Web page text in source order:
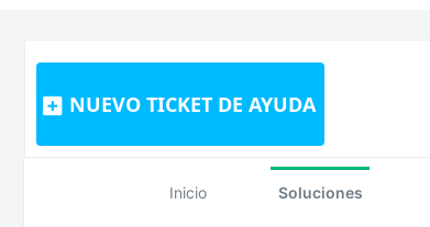
NUEVO TICKET DE AYUDA
Inicio Soluciones